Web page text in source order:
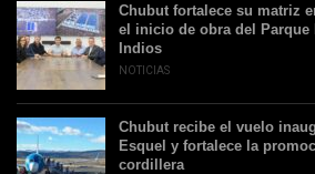
Chubut fortalece su matriz
el inicio de obra del Parque
Indios
NOTICIAS
Chubut recibe el vuelo
Esquel y fortalece la
cordillera